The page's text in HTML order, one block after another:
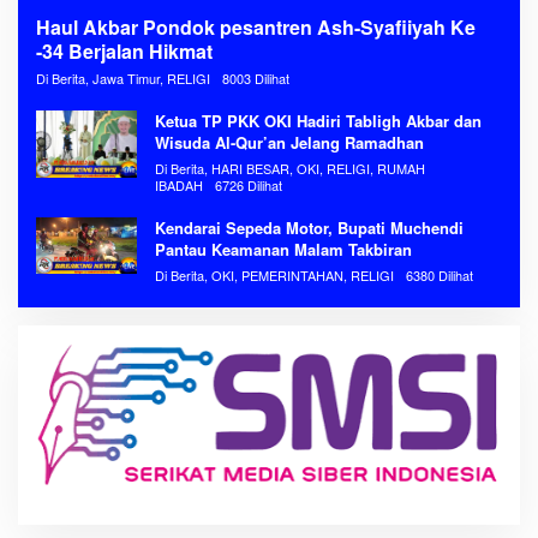
Haul Akbar Pondok pesantren Ash-Syafiiyah Ke
-34 Berjalan Hikmat
Di Berita, Jawa Timur, RELIGI 8003 Dilihat
Ketua TP PKK OKI Hadiri Tabligh Akbar dan
Wisuda Al-Qur’an Jelang Ramadhan
Di Berita, HARI BESAR, OKI, RELIGI, RUMAH
IBADAH
6726 Dilihat
Kendarai Sepeda Motor, Bupati Muchendi
Pantau Keamanan Malam Takbiran
Di Berita, OKI, PEMERINTAHAN, RELIGI 6380 Dilihat